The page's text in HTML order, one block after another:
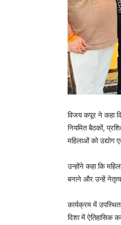
विजय कपूर ने कहा
नियमित बैठकों,
महिलाओं को उद्योग
उन्होंने कहा कि
बनाने और उन्हें
कार्यक्रम में
दिशा में ऐतिहासिक